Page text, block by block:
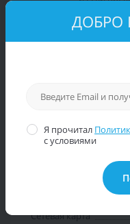
Общие
Cетевая карта
ДОБРО
Я прочитал
с условиями